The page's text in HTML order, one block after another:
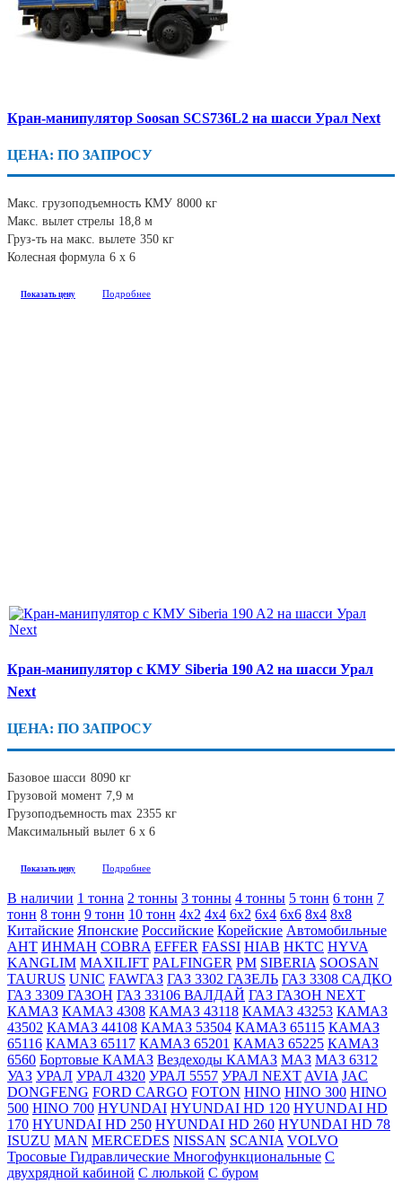
Кран-манипулятор Soosan SCS736L2 на шасси Урал Next
ЦЕНА: ПО ЗАПРОСУ
Макс. грузоподъемность КМУ 8000 кг
Макс. вылет стрелы 18,8 м
Груз-ть на макс. вылете 350 кг
Колесная формула 6 х 6
Показать цену Подробнее
Кран-манипулятор с КМУ Siberia 190 A2 на шасси Урал
Next
ЦЕНА: ПО ЗАПРОСУ
Базовое шасси 8090 кг
Грузовой момент 7,9 м
Грузоподъемность max 2355 кг
Максимальный вылет 6 х 6
Показать цену Подробнее
В наличии 1 тонна 2 тонны 3 тонны 4 тонны 5 тонн 6 тонн 7
тонн 8 тонн 9 тонн 10 тонн 4х2 4х4 6х2 6х4 6х6 8х4 8х8
Китайские Японские Российские Корейские Автомобильные
АНТ ИНМАН COBRA EFFER FASSI HIAB HKTC HYVA
KANGLIM MAXILIFT PALFINGER PM SIBERIA SOOSAN
TAURUS UNIC FAWГАЗ ГАЗ 3302 ГАЗЕЛЬ ГАЗ 3308 САДКО
ГАЗ 3309 ГАЗОН ГАЗ 33106 ВАЛДАЙ ГАЗ ГАЗОН NEXT
КАМАЗ КАМАЗ 4308 КАМАЗ 43118 КАМАЗ 43253 КАМАЗ
43502 КАМАЗ 44108 КАМАЗ 53504 КАМАЗ 65115 КАМАЗ
65116 КАМАЗ 65117 КАМАЗ 65201 КАМАЗ 65225 КАМАЗ
6560 Бортовые КАМАЗ Вездеходы КАМАЗ МАЗ МАЗ 6312
УАЗ УРАЛ УРАЛ 4320 УРАЛ 5557 УРАЛ NEXT AVIA JAC
DONGFENG FORD CARGO FOTON HINO HINO 300 HINO
500 HINO 700 HYUNDAI HYUNDAI HD 120 HYUNDAI HD
170 HYUNDAI HD 250 HYUNDAI HD 260 HYUNDAI HD 78
ISUZU MAN MERCEDES NISSAN SCANIA VOLVO
Тросовые Гидравлические Многофункциональные C
двухрядной кабиной C люлькой C буром